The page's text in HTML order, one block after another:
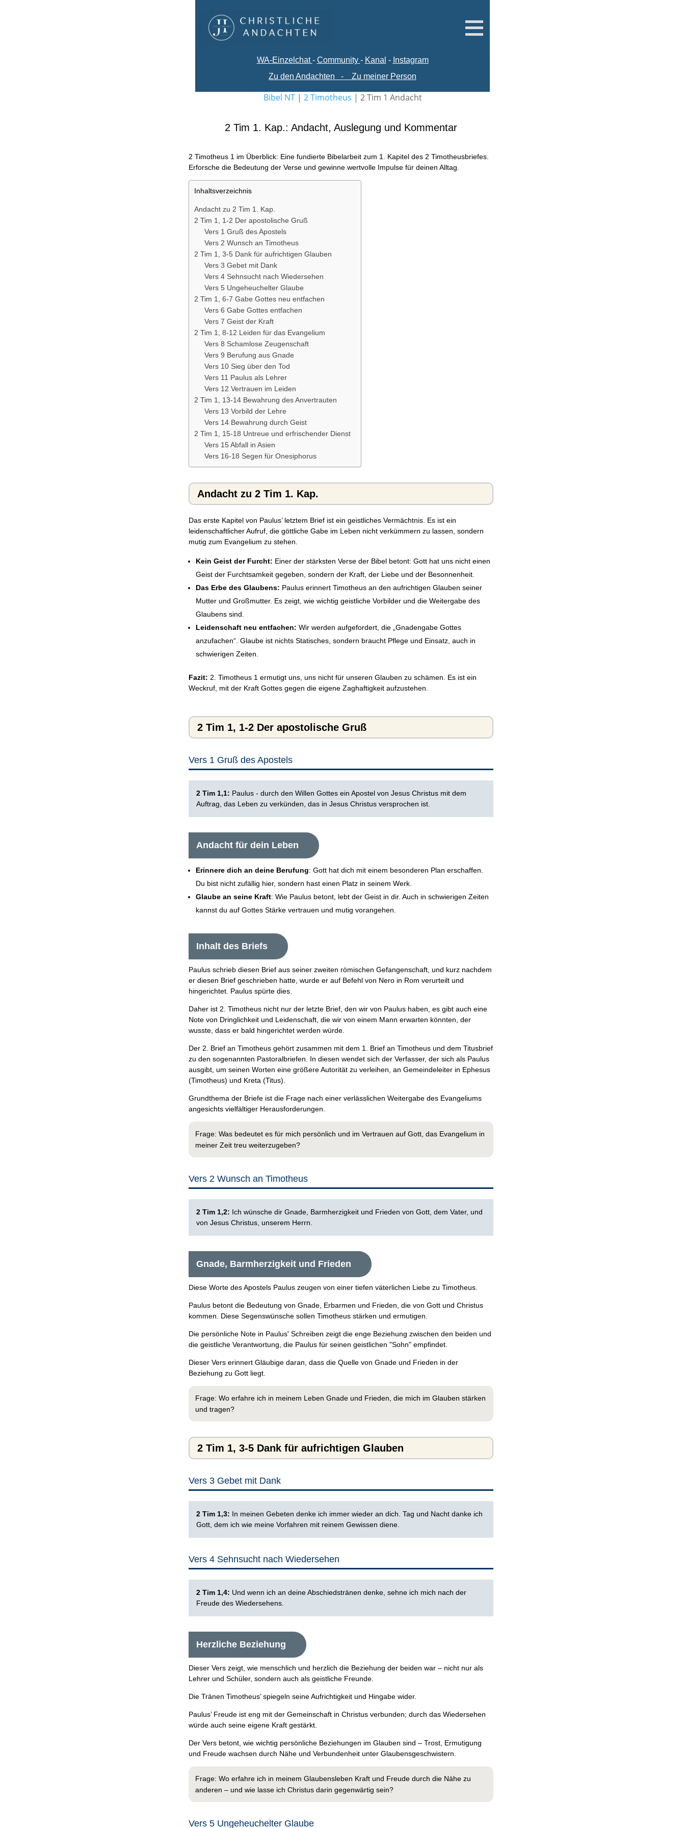
WA-Einzelchat - Community - Kanal - Instagram
Zu den Andachten
- Zu meiner Person
Bibel NT| 2 Timotheus | 2 Tim 1 Andacht
2 Tim 1. Kap.: Andacht, Auslegung und Kommentar
2 Timotheus 1 im Überblick: Eine fundierte Bibelarbeit zum 1. Kapitel des 2 Timotheusbriefes.
Erforsche die Bedeutung der Verse und gewinne wertvolle Impulse für deinen Alltag.
Inhaltsverzeichnis
Andacht zu 2 Tim 1. Kap.
2 Tim 1, 1-2 Der apostolische Gruß
Vers 1 Gruß des Apostels
Vers 2 Wunsch an Timotheus
2 Tim 1, 3-5 Dank für aufrichtigen Glauben
Vers 3 Gebet mit Dank
Vers 4 Sehnsucht nach Wiedersehen
​Vers 5 Ungeheuchelter Glaube
2 Tim 1, 6-7 Gabe Gottes neu entfachen
Vers 6 Gabe Gottes entfachen
Vers 7 Geist der Kraft
2 Tim 1, 8-12 Leiden für das Evangelium
Vers 8 Schamlose Zeugenschaft
Vers 9 Berufung aus Gnade
Vers 10 Sieg über den Tod
Vers 11 Paulus als Lehrer
Vers 12 Vertrauen im Leiden
2 Tim 1, 13-14 Bewahrung des Anvertrauten
Vers 13 Vorbild der Lehre
Vers 14 Bewahrung durch Geist
2 Tim 1, 15-18 Untreue und erfrischender Dienst
Vers 15 Abfall in Asien
Vers 16-18 Segen für Onesiphorus
Andacht zu 2 Tim 1. Kap.
Das erste Kapitel von Paulus’ letztem Brief ist ein geistliches Vermächtnis. Es ist ein
leidenschaftlicher Aufruf, die göttliche Gabe im Leben nicht verkümmern zu lassen, sondern
mutig zum Evangelium zu stehen.
Kein Geist der Furcht: Einer der stärksten Verse der Bibel betont: Gott hat uns nicht einen
Geist der Furchtsamkeit gegeben, sondern der Kraft, der Liebe und der Besonnenheit.
Das Erbe des Glaubens: Paulus erinnert Timotheus an den aufrichtigen Glauben seiner
Mutter und Großmutter. Es zeigt, wie wichtig geistliche Vorbilder und die Weitergabe des
Glaubens sind.
Leidenschaft neu entfachen: Wir werden aufgefordert, die „Gnadengabe Gottes
anzufachen“. Glaube ist nichts Statisches, sondern braucht Pflege und Einsatz, auch in
schwierigen Zeiten.
Fazit: 2. Timotheus 1 ermutigt uns, uns nicht für unseren Glauben zu schämen. Es ist ein
Weckruf, mit der Kraft Gottes gegen die eigene Zaghaftigkeit aufzustehen.
2 Tim 1, 1-2 Der apostolische Gruß
Vers 1 Gruß des Apostels
2 Tim 1,1: Paulus - durch den Willen Gottes ein Apostel von Jesus Christus mit dem
Auftrag, das Leben zu verkünden, das in Jesus Christus versprochen ist.
Andacht für dein Leben
Erinnere dich an deine Berufung: Gott hat dich mit einem besonderen Plan erschaffen.
Du bist nicht zufällig hier, sondern hast einen Platz in seinem Werk.
Glaube an seine Kraft: Wie Paulus betont, lebt der Geist in dir. Auch in schwierigen Zeiten
kannst du auf Gottes Stärke vertrauen und mutig vorangehen.
Inhalt des Briefs
Paulus schrieb diesen Brief aus seiner zweiten römischen Gefangenschaft, und kurz nachdem
er diesen Brief geschrieben hatte, wurde er auf Befehl von Nero in Rom verurteilt und
hingerichtet. Paulus spürte dies.
Daher ist 2. Timotheus nicht nur der letzte Brief, den wir von Paulus haben, es gibt auch eine
Note von Dringlichkeit und Leidenschaft, die wir von einem Mann erwarten könnten, der
wusste, dass er bald hingerichtet werden würde.
Der 2. Brief an Timotheus gehört zusammen mit dem 1. Brief an Timotheus und dem Titusbrief
zu den sogenannten Pastoralbriefen. In diesen wendet sich der Verfasser, der sich als Paulus
ausgibt, um seinen Worten eine größere Autorität zu verleihen, an Gemeindeleiter in Ephesus
(Timotheus) und Kreta (Titus).
Grundthema der Briefe ist die Frage nach einer verlässlichen Weitergabe des Evangeliums
angesichts vielfältiger Herausforderungen.
Frage: Was bedeutet es für mich persönlich und im Vertrauen auf Gott, das Evangelium in
meiner Zeit treu weiterzugeben?
Vers 2 Wunsch an Timotheus
2 Tim 1,2: Ich wünsche dir Gnade, Barmherzigkeit und Frieden von Gott, dem Vater, und
von Jesus Christus, unserem Herrn.
Gnade, Barmherzigkeit und Frieden
Diese Worte des Apostels Paulus zeugen von einer tiefen väterlichen Liebe zu Timotheus.
Paulus betont die Bedeutung von Gnade, Erbarmen und Frieden, die von Gott und Christus
kommen. Diese Segenswünsche sollen Timotheus stärken und ermutigen.
Die persönliche Note in Paulus' Schreiben zeigt die enge Beziehung zwischen den beiden und
die geistliche Verantwortung, die Paulus für seinen geistlichen "Sohn" empfindet.
Dieser Vers erinnert Gläubige daran, dass die Quelle von Gnade und Frieden in der
Beziehung zu Gott liegt.
Frage: Wo erfahre ich in meinem Leben Gnade und Frieden, die mich im Glauben stärken
und tragen?
2 Tim 1, 3-5 Dank für aufrichtigen Glauben
Vers 3 Gebet mit Dank
2 Tim 1,3: In meinen Gebeten denke ich immer wieder an dich. Tag und Nacht danke ich
Gott, dem ich wie meine Vorfahren mit reinem Gewissen diene.
Vers 4 Sehnsucht nach Wiedersehen
2 Tim 1,4: Und wenn ich an deine Abschiedstränen denke, sehne ich mich nach der
Freude des Wiedersehens.
Herzliche Beziehung
Dieser Vers zeigt, wie menschlich und herzlich die Beziehung der beiden war – nicht nur als
Lehrer und Schüler, sondern auch als geistliche Freunde.
Die Tränen Timotheus’ spiegeln seine Aufrichtigkeit und Hingabe wider.
Paulus’ Freude ist eng mit der Gemeinschaft in Christus verbunden; durch das Wiedersehen
würde auch seine eigene Kraft gestärkt.
Der Vers betont, wie wichtig persönliche Beziehungen im Glauben sind – Trost, Ermutigung
und Freude wachsen durch Nähe und Verbundenheit unter Glaubensgeschwistern.
Frage: Wo erfahre ich in meinem Glaubensleben Kraft und Freude durch die Nähe zu
anderen – und wie lasse ich Christus darin gegenwärtig sein?
​Vers 5 Ungeheuchelter Glaube